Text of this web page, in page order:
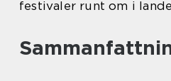
festivaler runt om i